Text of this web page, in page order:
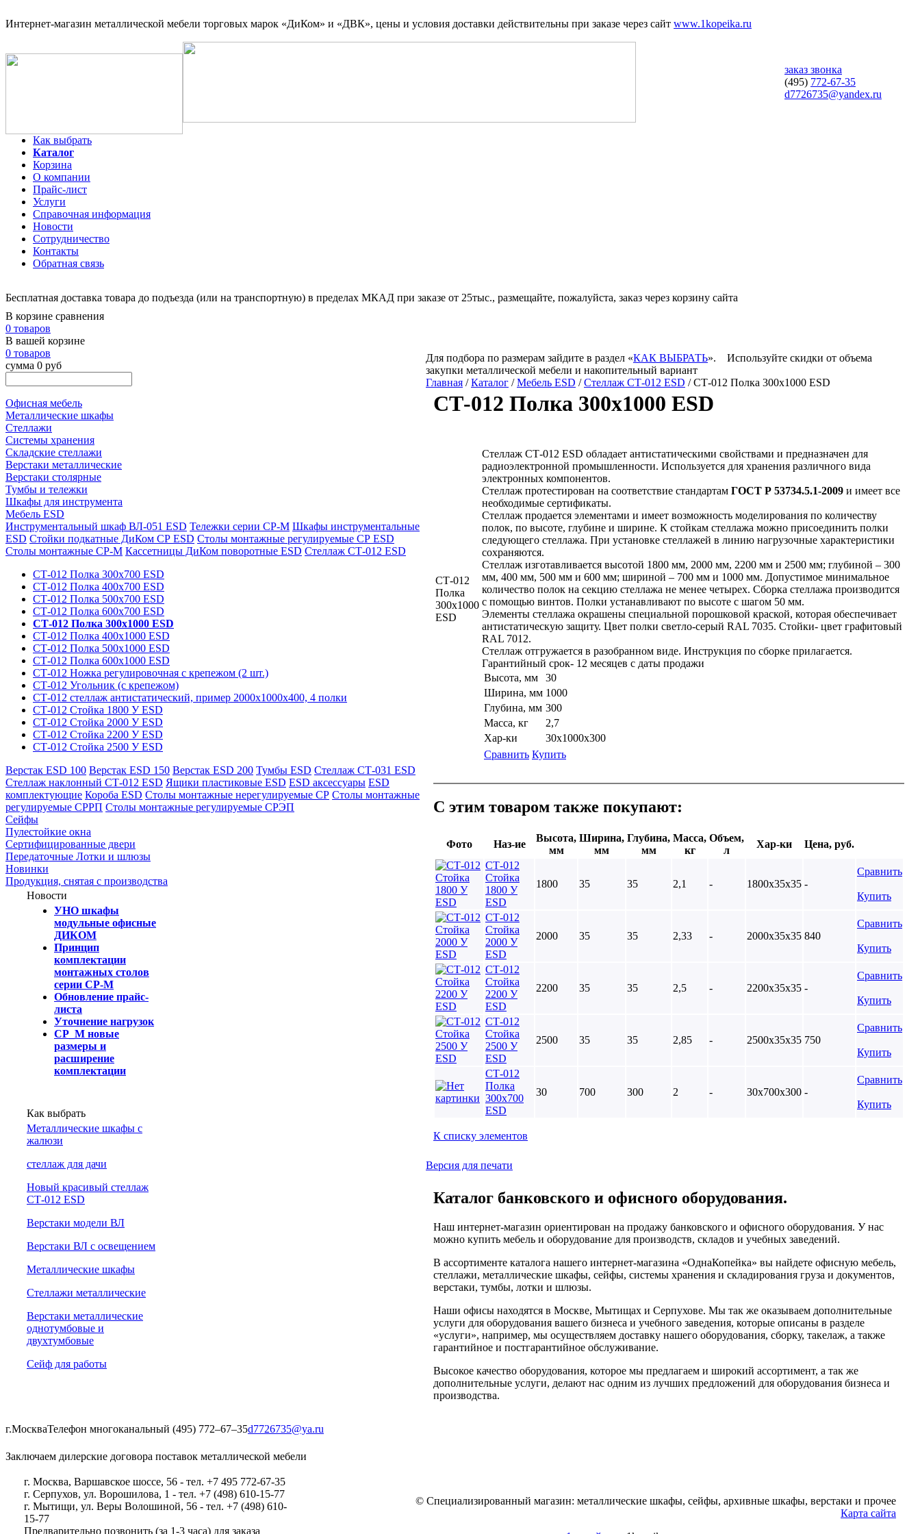
Интернет-магазин металлической мебели торговых марок «ДиКом» и «ДВК», цены и условия доставки действительны при заказе через сайт www.1kopeika.ru
заказ звонка
(495) 772-67-35
d7726735@yandex.ru
Как выбрать
Каталог
Корзина
О компании
Прайс-лист
Услуги
Справочная информация
Новости
Сотрудничество
Контакты
Обратная связь
Бесплатная доставка товара до подъезда (или на транспортную) в пределах МКАД при заказе от 25тыс., размещайте, пожалуйста, заказ через корзину сайта
В корзине сравнения
0 товаров
В вашей корзине
0 товаров
сумма 0 руб
Офисная мебель
Металлические шкафы
Стеллажи
Системы хранения
Складские стеллажи
Верстаки металлические
Верстаки столярные
Тумбы и тележки
Шкафы для инструмента
Мебель ESD
Инструментальный шкаф ВЛ-051 ESD Тележки серии СР-М Шкафы инструментальные
ESD Стойки подкатные ДиКом СР ESD Столы монтажные регулируемые СР ESD
Столы монтажные СР-М Кассетницы ДиКом поворотные ESD Стеллаж СТ-012 ESD
СТ-012 Полка 300х700 ESD
СТ-012 Полка 400х700 ESD
СТ-012 Полка 500х700 ESD
СТ-012 Полка 600х700 ESD
СТ-012 Полка 300х1000 ESD
СТ-012 Полка 400х1000 ESD
СТ-012 Полка 500х1000 ESD
СТ-012 Полка 600х1000 ESD
СТ-012 Ножка регулировочная с крепежом (2 шт.)
СТ-012 Угольник (с крепежом)
СТ-012 стеллаж антистатический, пример 2000х1000х400, 4 полки
СТ-012 Стойка 1800 У ESD
СТ-012 Стойка 2000 У ESD
СТ-012 Стойка 2200 У ESD
СТ-012 Стойка 2500 У ESD
Верстак ESD 100 Верстак ESD 150 Верстак ESD 200 Тумбы ESD Стеллаж СТ-031 ESD
Стеллаж наклонный СТ-012 ESD Ящики пластиковые ESD ESD аксессуары ESD
комплектующие Короба ESD Столы монтажные нерегулируемые СР Столы монтажные
регулируемые СРРП Столы монтажные регулируемые СРЭП
Сейфы
Пулестойкие окна
Сертифицированные двери
Передаточные Лотки и шлюзы
Новинки
Продукция, снятая с производства
Новости
УНО шкафы
модульные офисные
ДИКОМ
Принцип
комплектации
монтажных столов
серии СР-М
Обновление прайс-
листа
Уточнение нагрузок
СР_М новые
размеры и
расширение
комплектации
Как выбрать
Металлические шкафы с
жалюзи
cтеллаж для дачи
Новый красивый стеллаж
СТ-012 ESD
Верстаки модели ВЛ
Верстаки ВЛ с освещением
Металлические шкафы
Стеллажи металлические
Верстаки металлические
однотумбовые и
двухтумбовые
Сейф для работы
Для подбора по размерам зайдите в раздел «КАК ВЫБРАТЬ».
Используйте скидки от объема
закупки металлической мебели и накопительный вариант
Главная /Каталог /Мебель ESD /Стеллаж СТ-012 ESD / СТ-012 Полка 300х1000 ESD
СТ-012 Полка 300х1000 ESD
СТ-012
Полка
300х1000
ESD
Стеллаж СТ-012 ESD обладает антистатическими свойствами и предназначен для
радиоэлектронной промышленности. Используется для хранения различного вида
электронных компонентов.
Стеллаж протестирован на соответствие стандартам ГОСТ Р 53734.5.1-2009 и имеет все
необходимые сертификаты.
Стеллаж продается элементами и имеет возможность моделирования по количеству
полок, по высоте, глубине и ширине. К стойкам стеллажа можно присоединить полки
следующего стеллажа. При установке стеллажей в линию нагрузочные характеристики
сохраняются.
Стеллаж изготавливается высотой 1800 мм, 2000 мм, 2200 мм и 2500 мм; глубиной – 300
мм, 400 мм, 500 мм и 600 мм; шириной – 700 мм и 1000 мм. Допустимое минимальное
количество полок на секцию стеллажа не менее четырех. Сборка стеллажа производится
с помощью винтов. Полки устанавливают по высоте с шагом 50 мм.
Элементы стеллажа окрашены специальной порошковой краской, которая обеспечивает
антистатическую защиту. Цвет полки светло-серый RAL 7035. Стойки- цвет графитовый
RAL 7012.
Стеллаж отгружается в разобранном виде. Инструкция по сборке прилагается.
Гарантийный срок- 12 месяцев с даты продажи
Высота, мм
30
Ширина, мм 1000
Глубина, мм 300
Масса, кг
2,7
Хар-ки
30х1000х300
Сравнить Купить
С этим товаром также покупают:
Фото Наз-ие
Высота,
мм
Ширина,
мм
Глубина,
мм
Масса,
кг
Объем,
л
Хар-ки
Цена, руб.
СТ-012
Стойка
1800 У
ESD
1800 35 35 2,1 - 1800х35х35 -
Сравнить
Купить
СТ-012
Стойка
2000 У
ESD
2000 35 35 2,33 - 2000х35х35 840
Сравнить
Купить
СТ-012
Стойка
2200 У
ESD
2200 35 35 2,5 - 2200х35х35 -
Сравнить
Купить
СТ-012
Стойка
2500 У
ESD
2500 35 35 2,85 - 2500х35х35 750
Сравнить
Купить
СТ-012
Полка
300х700
ESD
30 700 300 2 - 30х700х300 -
Сравнить
Купить
К списку элементов
Версия для печати
Каталог банковского и офисного оборудования.
Наш интернет-магазин ориентирован на продажу банковского и офисного оборудования. У нас
можно купить мебель и оборудование для производств, складов и учебных заведений.
В ассортименте каталога нашего интернет-магазина «ОднаКопейка» вы найдете офисную мебель,
стеллажи, металлические шкафы, сейфы, системы хранения и складирования груза и документов,
верстаки, тумбы, лотки и шлюзы.
Наши офисы находятся в Москве, Мытищах и Серпухове. Мы так же оказываем дополнительные
услуги для оборудования вашего бизнеса и учебного заведения, которые описаны в разделе
«услуги», например, мы осуществляем доставку нашего оборудования, сборку, такелаж, а также
гарантийное и постгарантийное обслуживание.
Высокое качество оборудования, которое мы предлагаем и широкий ассортимент, а так же
дополнительные услуги, делают нас одним из лучших предложений для оборудования бизнеса и
производства.
г.МоскваТелефон многоканальный (495) 772‒67‒35d7726735@ya.ru
Заключаем дилерские договора поставок металлической мебели
г. Москва, Варшавское шоссе, 56 - тел. +7 495 772-67-35
г. Серпухов, ул. Ворошилова, 1 - тел. +7 (498) 610-15-77
г. Мытищи, ул. Веры Волошиной, 56 - тел. +7 (498) 610-
15-77
Предварительно позвонить (за 1-3 часа) для заказа
© Специализированный магазин: металлические шкафы, сейфы, архивные шкафы, верстаки и прочее
Карта сайта